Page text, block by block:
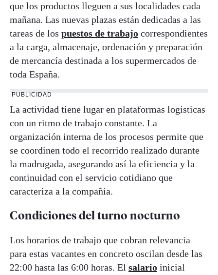
que los productos lleguen a sus localidades cada
mañana. Las nuevas plazas están dedicadas a las
tareas de los puestos de trabajo correspondientes
a la carga, almacenaje, ordenación y preparación
de mercancía destinada a los supermercados de
toda España.
PUBLICIDAD
La actividad tiene lugar en plataformas logísticas
con un ritmo de trabajo constante. La
organización interna de los procesos permite que
se coordinen todo el recorrido realizado durante
la madrugada, asegurando así la eficiencia y la
continuidad con el servicio cotidiano que
caracteriza a la compañía.
Condiciones del turno nocturno
Los horarios de trabajo que cobran relevancia
para estas vacantes en concreto oscilan desde las
22:00 hasta las 6:00 horas. El salario inicial